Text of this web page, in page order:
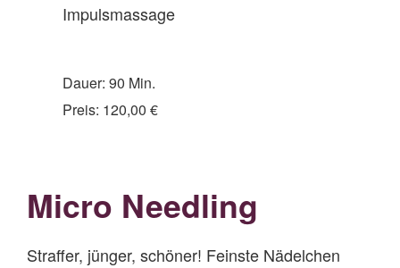
Impulsmassage
Dauer: 90 Min.
Preis: 120,00 €
Micro Needling
Straffer, jünger, schöner! Feinste Nädelchen